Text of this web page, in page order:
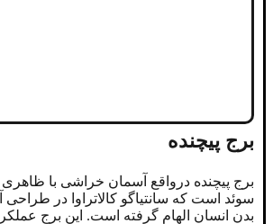
برج پیچنده
برج پیچنده درواقع آسمان ‌خراشی با ظاهری
سوئد است که سانتیاگو کالاتراوا در طراحی
بدن انسان الهام گرفته است. این برج